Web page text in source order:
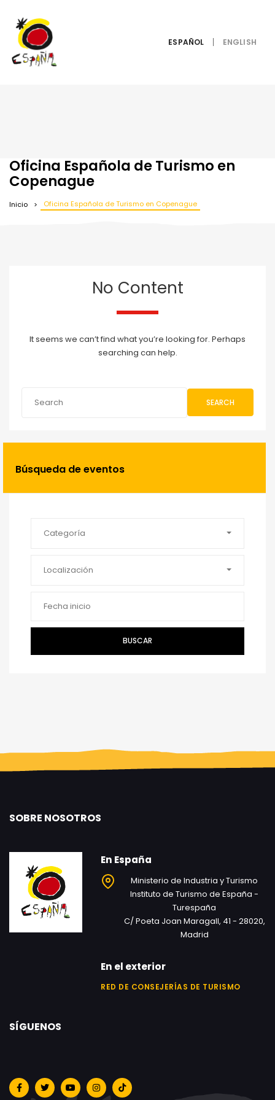
ESPAÑOL
Oficina Española de Turismo en
Copenague
Inicio Oficina Española de Turismo en Copenague
No Content
It seems we can’t find what you’re looking for. Perhaps
searching can help.
SEARCH
Búsqueda de eventos
Categoría
Localización
BUSCAR
SOBRE NOSOTROS
En España
Ministerio de Industria y Turismo
Instituto de Turismo de España -
Turespaña
C/ Poeta Joan Maragall, 41 - 28020,
Madrid
En el exterior
RED DE CONSEJERÍAS DE TURISMO
SÍGUENOS